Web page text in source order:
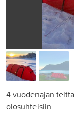
4 vuodenajan
olosuhteisiin.